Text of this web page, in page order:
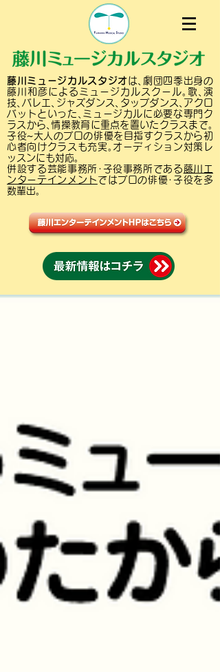
藤川ミュージカルスタジオは､劇団四季出身の
藤川和彦によるミュージカルスクール｡歌､演
技､バレエ､ジャズダンス､タップダンス､アクロ
バットといった､ミュージカルに必要な専門ク
ラスから､情操教育に重点を置いたクラスまで｡
子役~大人のプロの俳優を目指すクラスから初
心者向けクラスも充実｡オーディション対策レ
ッスンにも対応｡
併設する芸能事務所･子役事務所である 藤川エ
ンターテインメント ではプロの俳優･子役を多
数輩出｡